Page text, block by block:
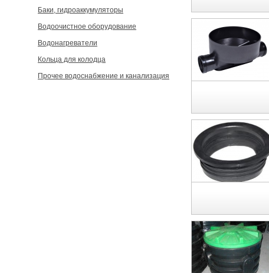
Баки, гидроаккумуляторы
Водоочистное оборудование
Водонагреватели
Кольца для колодца
Прочее водоснабжение и канализация